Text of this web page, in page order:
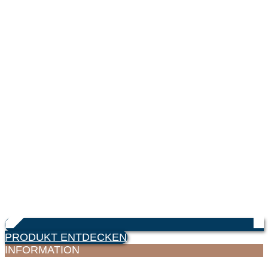
PRODUKT ENTDECKEN
INFORMATION